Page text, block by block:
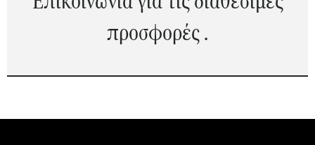
προσφορές .